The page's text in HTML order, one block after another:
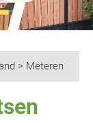
> Meteren